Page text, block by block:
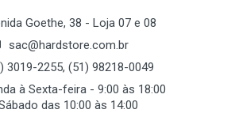
de até 12.400, taxa de atualização
e pés em PTFE para
o Malus White Ghost
preciso e movimentação fluida.
branco aliado à iluminação RGB
Goethe, 38 - Loja 07 e 08
sac@hardstore.com.br
3019-2255, (51) 98218-0049
à Sexta-feira - 9:00 às 18:00
das 10:00 às 14:00